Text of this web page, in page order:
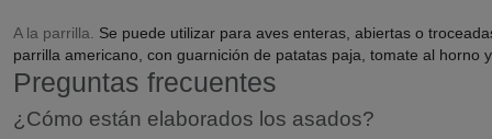
A la parrilla. Se puede utilizar para aves enteras, abiertas o
parrilla americano, con guarnición de patatas paja, tomate al horno
Preguntas frecuentes
¿Cómo están elaborados los asados?